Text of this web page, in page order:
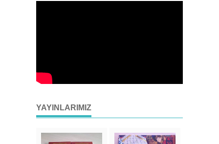
YAYINLARIMIZ